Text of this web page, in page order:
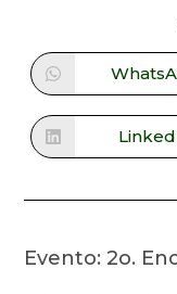
Evento: 2o.